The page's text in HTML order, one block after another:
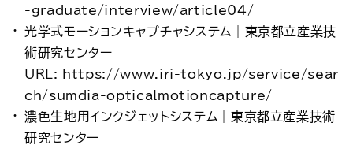
-graduate/interview/article04/
光学式モーションキャプチャシステム｜東京都立産業技
術研究センター
URL: https://www.iri-tokyo.jp/service/sear
ch/sumdia-opticalmotioncapture/
濃色生地用インクジェットシステム｜東京都立産業技術
研究センター